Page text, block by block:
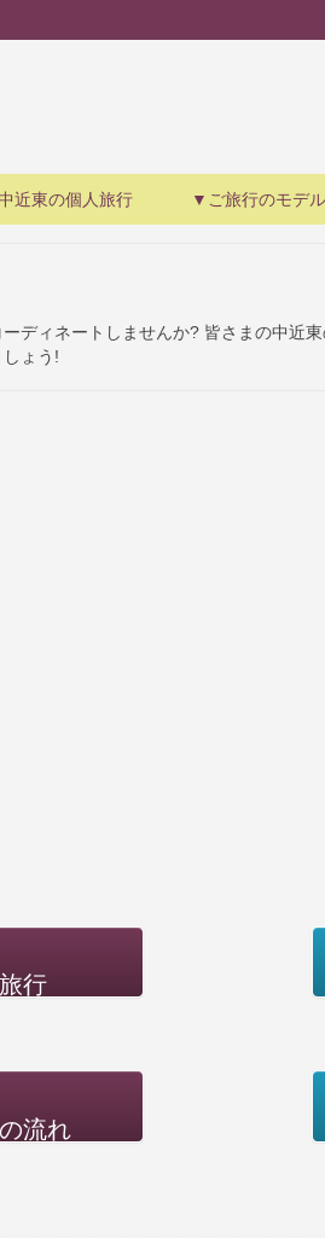
近東の個人旅行 ▼ご旅行のモデ
ディネートしませんか? 皆さまの中近
ょう!
行
流れ